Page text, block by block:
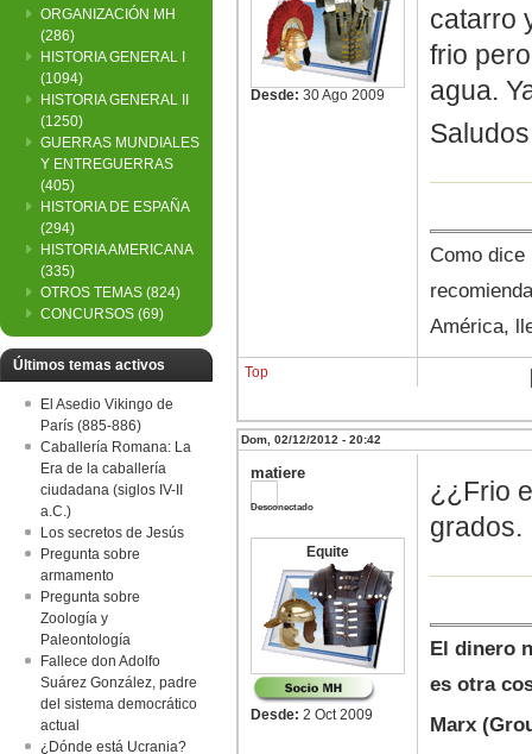
ORGANIZACIÓN MH
(286)
HISTORIA GENERAL I
(1094)
HISTORIA GENERAL II
(1250)
GUERRAS MUNDIALES
Y ENTREGUERRAS
(405)
HISTORIA DE ESPAÑA
(294)
HISTORIA AMERICANA
(335)
OTROS TEMAS (824)
CONCURSOS (69)
Últimos temas activos
El Asedio Vikingo de
París (885-886)
Caballería Romana: La
Era de la caballería
ciudadana (siglos IV-II
a.C.)
Los secretos de Jesús
Pregunta sobre
armamento
Pregunta sobre
Zoología y
Paleontología
Fallece don Adolfo
Suárez González, padre
del sistema democrático
actual
¿Dónde está Ucrania?
Desde: 30 Ago 2009
catarro
frio
agua.
Saludos
Como
América,
Top
Dom, 02/12/2012 - 20:42
matiere
Desconectado
Equite
Desde: 2 Oct 2009
¿¿Frio
grados.
El dinero
es otra
Marx